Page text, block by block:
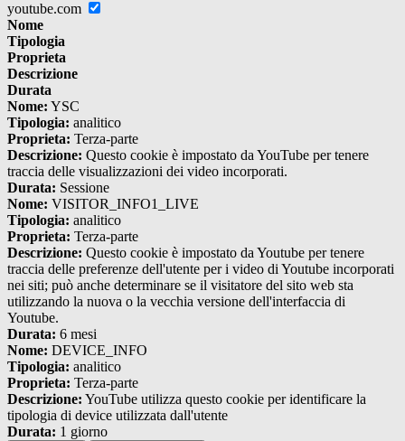
youtube.com
Nome
Tipologia
Proprieta
Descrizione
Durata
Nome: YSC
Tipologia: analitico
Proprieta: Terza-parte
Descrizione: Questo cookie è impostato da YouTube per tenere
traccia delle visualizzazioni dei video incorporati.
Durata: Sessione
Nome: VISITOR_INFO1_LIVE
Tipologia: analitico
Proprieta: Terza-parte
Descrizione: Questo cookie è impostato da Youtube per tenere
traccia delle preferenze dell'utente per i video di Youtube incorporati
nei siti; può anche determinare se il visitatore del sito web sta
utilizzando la nuova o la vecchia versione dell'interfaccia di
Youtube.
Durata: 6 mesi
Nome: DEVICE_INFO
Tipologia: analitico
Proprieta: Terza-parte
Descrizione: YouTube utilizza questo cookie per identificare la
tipologia di device utilizzata dall'utente
Durata: 1 giorno